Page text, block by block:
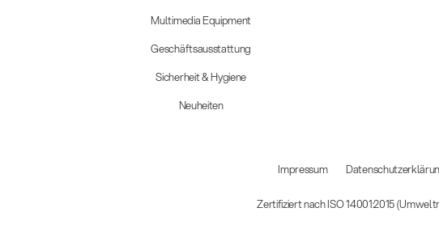
Multimedia Equipment
Geschäftsausstattung
Sicherheit & Hygiene
Neuheiten
Impressum
Zertifiziert nach ISO 14001:2015